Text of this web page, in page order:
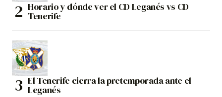
Horario y dónde ver el CD Leganés vs CD
Tenerife
El Tenerife cierra la pretemporada ante el
Leganés